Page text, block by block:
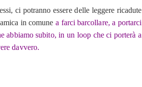
ci potranno essere delle leggere ricadute
in comune a farci barcollare, a portarci
abbiamo subito, in un loop che ci porterà a
davvero.